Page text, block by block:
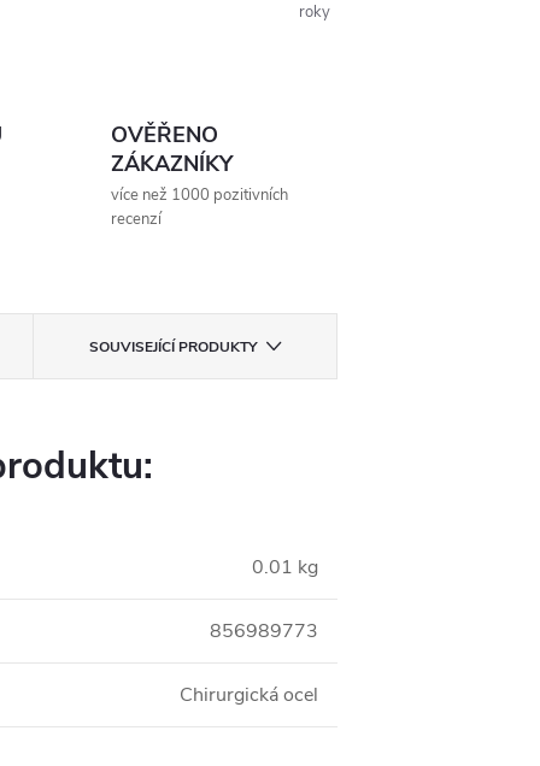
roky
OVĚŘENO
ZÁKAZNÍKY
více než 1000 pozitivních
recenzí
SOUVISEJÍCÍ PRODUKTY
0.01 kg
856989773
Chirurgická ocel